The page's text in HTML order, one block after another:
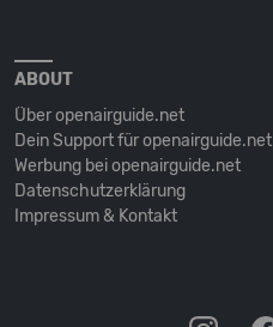
ABOUT
Über openairguide.net
Dein Support für openairguide.net
Werbung bei openairguide.net
Datenschutz­erklärung
Impressum & Kontakt